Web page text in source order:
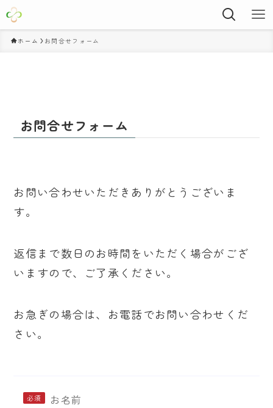
ホーム お問合せフォーム
お問合せフォーム
お問い合わせいただきありがとうございま
す。
返信まで数日のお時間をいただく場合がござ
いますので、ご了承ください。
お急ぎの場合は、お電話でお問い合わせくだ
さい。
お名前